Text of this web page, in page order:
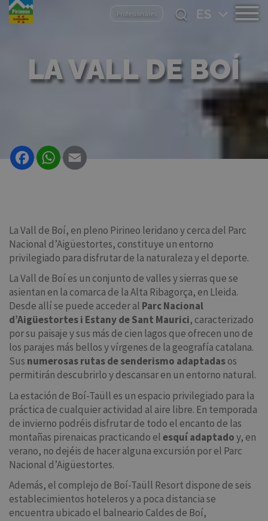
Pasar
Profesionales
Select
your
LA VALL DE BOÍ
FacebookWhatsApp
La Vall de Boí, en pleno Pirineo leridano y cerca del Parc
Nacional d’Aigüestortes, constituye un entorno
privilegiado para disfrutar de la naturaleza y el deporte.
La Vall de Boí es un conjunto de valles y sierras que se
asientan en la comarca de la Alta Ribagorça, en Lleida.
Desde allí se puede acceder al Parc Nacional
d’Aigüestortes i Estany de Sant Maurici, caracterizado
por su paisaje y sus más de cien lagos que ofrecen uno de
los parajes más bellos y vírgenes de la geografía catalana.
Sus numerosas rutas de senderismo adaptadasos
permitirán descubrirlo y descansar en un entorno natural.
La estación de Boí-Taüll es un espacio privilegiado para la
práctica de cualquier actividad al aire libre. En temporada
de invierno podréis disfrutar de todo el encanto de las
montañas pirenaicas practicando elesquí adaptadoy, en
verano, no dejéis de hacer alguna excursión por el Parc
Nacional d’Aigüestortes.
Además, el complejo de Boí-Taüll Resort dispone de seis
establecimientos hoteleros y a poca distancia se
encuentra ubicado el balneario Caldes de Boí,